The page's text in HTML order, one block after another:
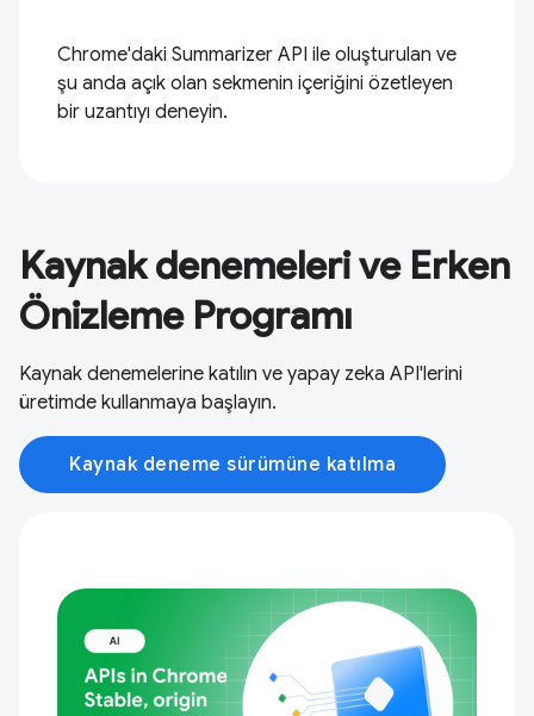
Chrome'daki Summarizer API ile oluşturulan ve
şu anda açık olan sekmenin içeriğini özetleyen
bir uzantıyı deneyin.
Kaynak denemeleri ve Erken
Önizleme Programı
Kaynak denemelerine katılın ve yapay zeka API'lerini
üretimde kullanmaya başlayın.
Kaynak deneme sürümüne katılma